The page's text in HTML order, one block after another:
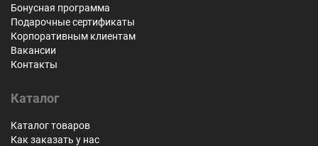
Бонусная программа
Подарочные сертификаты
Корпоративным клиентам
Вакансии
Контакты
Каталог
Каталог товаров
Как заказать у нас